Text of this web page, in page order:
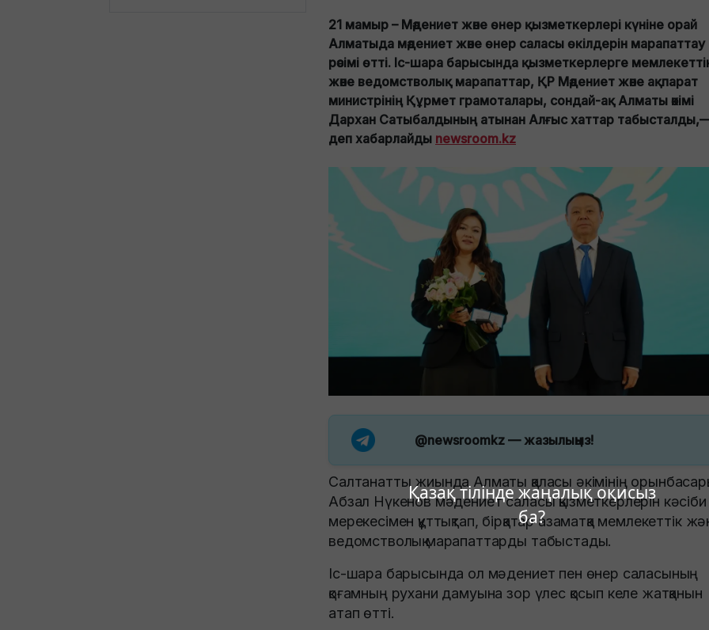
Қазақ тілінде жаңалық оқисыз
ба?
21 мамыр – Мәдениет және өнер қызметкерлері күніне орай
Алматыда мәдениет және өнер саласы өкілдерін марапаттау
рәсімі өтті. Іс-шара барысында қызметкерлерге
және ведомстволық марапаттар, ҚР Мәдениет және ақпарат
министрінің Құрмет грамоталары, сондай-ақ Алматы әкімі
Дархан Сатыбалдының атынан Алғыс хаттар
деп хабарлайды newsroom.kz
@newsroomkz— жазылыңыз!
Салтанатты жиында Алматы қаласы әкімінің
Абзал Нүкенов мәдениет саласы қызметкерлерін кәсіби
мерекесімен құттықтап, бірқатар азаматқа мемлекеттік
ведомстволық марапаттарды табыстады.
Іс-шара барысында ол мәдениет пен өнер саласының
қоғамның рухани дамуына зор үлес қосып келе жатқанын
атап өтті.